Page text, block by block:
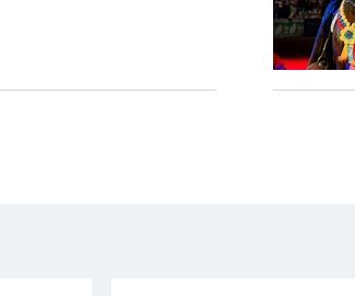
Bocadillo veleño